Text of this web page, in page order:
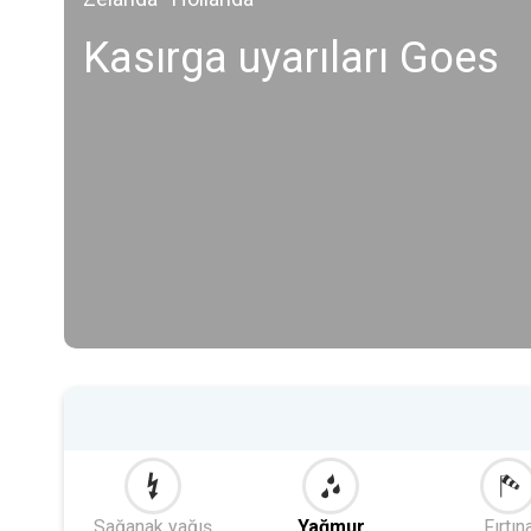
Kasırga uyarıları Goes